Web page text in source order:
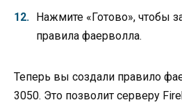
Нажмите «Готово», чтобы
правила фаерволла.
Теперь вы создали правило
3050. Это позволит серверу